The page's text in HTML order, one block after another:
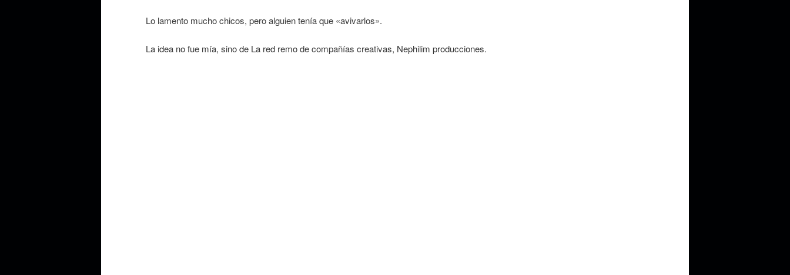
Lo lamento mucho chicos, pero alguien tenía que «avivarlos».
La idea no fue mía, sino de La red remo de compañías creativas, Nephilim producciones.